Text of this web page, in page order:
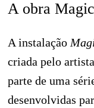
A obra
A instalação
criada pelo
parte de uma
desenvolvidas